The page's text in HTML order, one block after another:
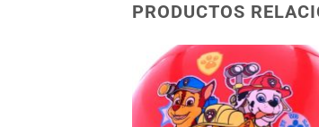
PRODUCTOS